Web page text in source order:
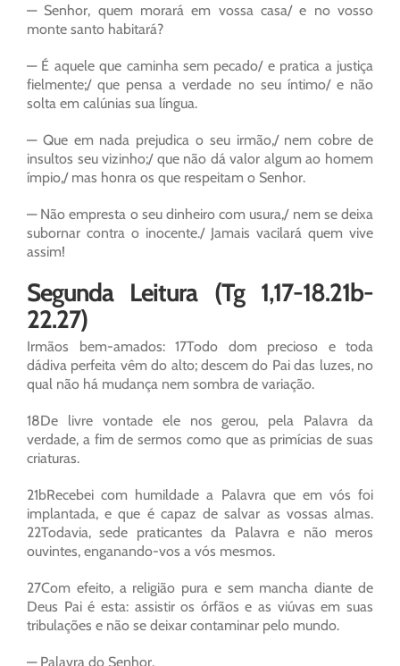
— Senhor, quem morará em vossa casa/ e no vosso
monte santo habitará?
— É aquele que caminha sem pecado/ e pratica a justiça
fielmente;/ que pensa a verdade no seu íntimo/ e não
solta em calúnias sua língua.
— Que em nada prejudica o seu irmão,/ nem cobre de
insultos seu vizinho;/ que não dá valor algum ao homem
ímpio,/ mas honra os que respeitam o Senhor.
— Não empresta o seu dinheiro com usura,/ nem se deixa
subornar contra o inocente./ Jamais vacilará quem vive
assim!
Segunda Leitura (Tg 1,17-18.21b-
22.27)
Irmãos bem-amados: 17Todo dom precioso e toda
dádiva perfeita vêm do alto; descem do Pai das luzes, no
qual não há mudança nem sombra de variação.
18De livre vontade ele nos gerou, pela Palavra da
verdade, a fim de sermos como que as primícias de suas
criaturas.
21bRecebei com humildade a Palavra que em vós foi
implantada, e que é capaz de salvar as vossas almas.
22Todavia, sede praticantes da Palavra e não meros
ouvintes, enganando-vos a vós mesmos.
27Com efeito, a religião pura e sem mancha diante de
Deus Pai é esta: assistir os órfãos e as viúvas em suas
tribulações e não se deixar contaminar pelo mundo.
— Palavra do Senhor.